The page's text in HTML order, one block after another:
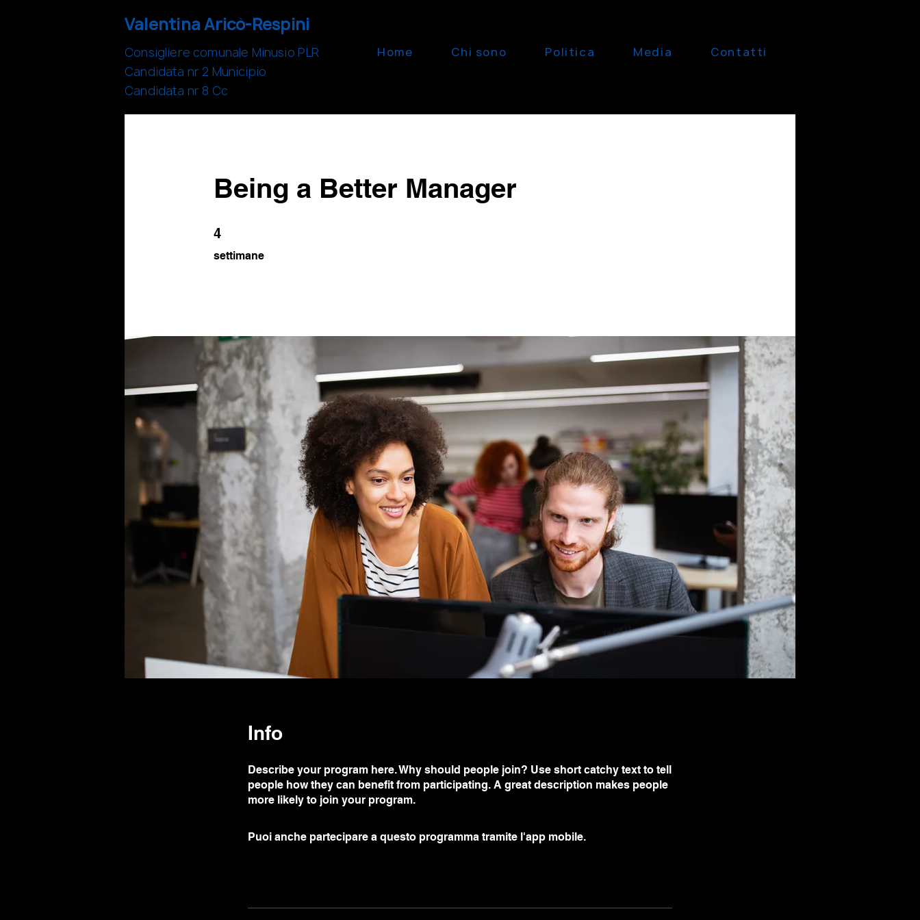
Valentina Aricò-Respini
Consigliere comunale Minusio PLR
Candidata nr 2 Municipio
Candidata nr 8 Cc
Home Chi sono Politica Media Contatti
Being a Better Manager
4
settimane
4 settimane
Info
Describe your program here. Why should people join? Use short catchy text to tell
people how they can benefit from participating. A great description makes people
more likely to join your program.
Puoi anche partecipare a questo programma tramite l'app mobile.